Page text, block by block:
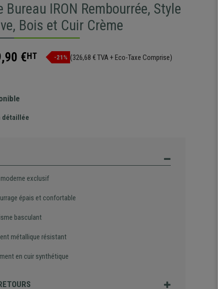
Bureau IRON Rembourrée, Style
Bois et Cuir Crème
€HT -21% (326,68 € TVA + Eco-Taxe Comprise)
détaillée
exclusif
épais et confortable
basculant
métallique résistant
en cuir synthétique